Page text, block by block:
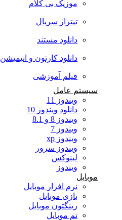
موزیک بی کلام
تیتراژ سریال
دانلود مستند
دانلود کارتون و انیمیشن
فیلم آموزشی
سیستم عامل
ویندوز 11
دانلود ویندوز 10
ویندوز 8 و 8.1
ویندوز 7
ویندوز xp
ویندوز سرور
لینوکس
ویندوز
موبایل
نرم افزار موبایل
بازی موبایل
رینگتون موبایل
تم موبایل